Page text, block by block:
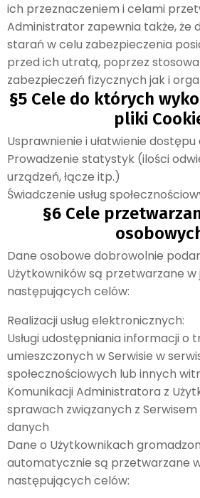
ich przeznaczeniem i celami
Administrator zapewnia także, że
starań w celu zabezpieczenia
przed ich utratą, poprzez
zabezpieczeń fizycznych jak i
§5 Cele do których
pliki
Usprawnienie i ułatwienie dostępu
Prowadzenie statystyk (ilości
urządzeń, łącze itp.)
Świadczenie usług
§6 Cele
Dane osobowe dobrowolnie
Użytkowników są przetwarzane w
następujących celów:
Realizacji usług elektronicznych:
Usługi udostępniania informacji o
umieszczonych w Serwisie w
społecznościowych lub innych
Komunikacji Administratora z
sprawach związanych z
danych
Dane o Użytkownikach
automatycznie są przetwarzane
następujących celów: